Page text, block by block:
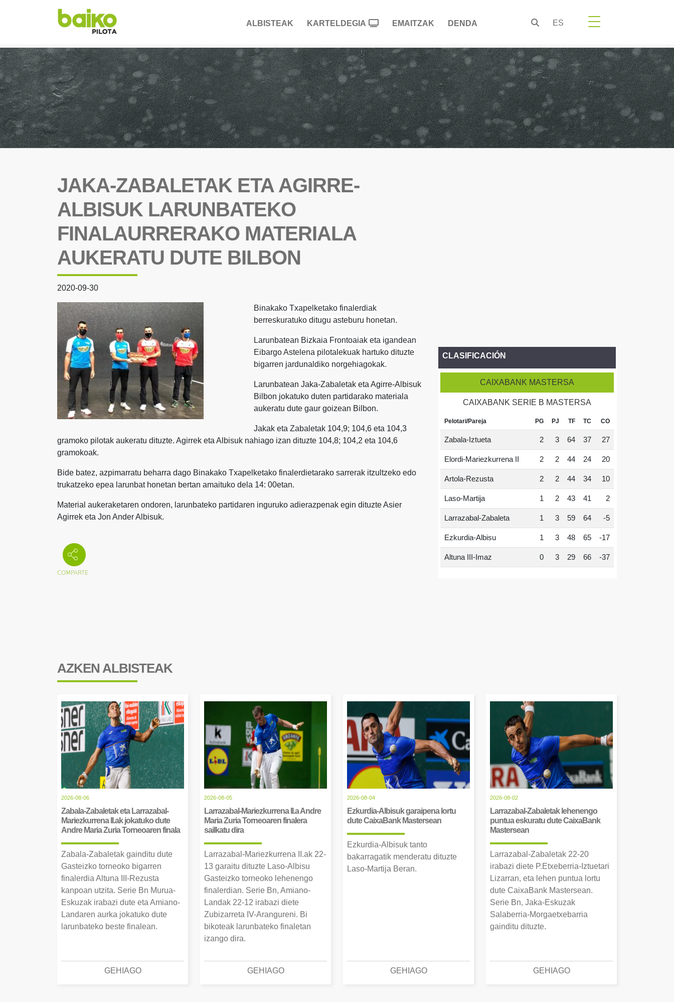
ALBISTEAK KARTELDEGIA EMAITZAK DENDA ES
JAKA-ZABALETAK ETA AGIRRE-
ALBISUK LARUNBATEKO
FINALAURRERAKO MATERIALA
AUKERATU DUTE BILBON
2020-09-30
Binakako Txapelketako finalerdiak
berreskuratuko ditugu asteburu honetan.
Larunbatean Bizkaia Frontoaiak eta igandean
Eibargo Astelena pilotalekuak hartuko dituzte
bigarren jardunaldiko norgehiagokak.
Larunbatean Jaka-Zabaletak eta Agirre-Albisuk
Bilbon jokatuko duten partidarako materiala
aukeratu dute gaur goizean Bilbon.
Jakak eta Zabaletak 104,9; 104,6 eta 104,3
gramoko pilotak aukeratu dituzte. Agirrek eta Albisuk nahiago izan dituzte 104,8; 104,2 eta 104,6
gramokoak.
Bide batez, azpimarratu beharra dago Binakako Txapelketako finalerdietarako sarrerak itzultzeko edo
trukatzeko epea larunbat honetan bertan amaituko dela 14: 00etan.
Material aukeraketaren ondoren, larunbateko partidaren inguruko adierazpenak egin dituzte Asier
Agirrek eta Jon Ander Albisuk.
CLASIFICACIÓN
CAIXABANK MASTERSA
CAIXABANK SERIE B MASTERSA
Pelotari/Pareja PG PJ TF TC CO
Zabala-Iztueta 2 3 64 37 27
Elordi-Mariezkurrena II 2 2 44 24 20
Artola-Rezusta 2 2 44 34 10
Laso-Martija 1 2 43 41 2
Larrazabal-Zabaleta 1 3 59 64 -5
Ezkurdia-Albisu 1 3 48 65 -17
Altuna III-Imaz 0 3 29 66 -37
AZKEN ALBISTEAK
2026-08-06
Zabala-Zabaletak eta Larrazabal-
Mariezkurrena II.ak jokatuko dute
Andre Maria Zuria Torneoaren finala
Zabala-Zabaletak gainditu dute
Gasteizko torneoko bigarren
finalerdia Altuna III-Rezusta
kanpoan utzita. Serie Bn Murua-
Eskuzak irabazi dute eta Amiano-
Landaren aurka jokatuko dute
larunbateko beste finalean.
GEHIAGO
2026-08-05
Larrazabal-Mariezkurrena II.a Andre
Maria Zuria Torneoaren finalera
sailkatu dira
Larrazabal-Mariezkurrena II.ak 22-
13 garaitu dituzte Laso-Albisu
Gasteizko torneoko lehenengo
finalerdian. Serie Bn, Amiano-
Landak 22-12 irabazi diete
Zubizarreta IV-Arangureni. Bi
bikoteak larunbateko finaletan
izango dira.
GEHIAGO
2026-08-04
Ezkurdia-Albisuk garaipena lortu
dute CaixaBank Mastersean
Ezkurdia-Albisuk tanto
bakarragatik menderatu dituzte
Laso-Martija Beran.
GEHIAGO
2026-08-02
Larrazabal-Zabaletak lehenengo
puntua eskuratu dute CaixaBank
Mastersean
Larrazabal-Zabaletak 22-20
irabazi diete P.Etxeberria-Iztuetari
Lizarran, eta lehen puntua lortu
dute CaixaBank Mastersean.
Serie Bn, Jaka-Eskuzak
Salaberria-Morgaetxebarria
gainditu dituzte.
GEHIAGO